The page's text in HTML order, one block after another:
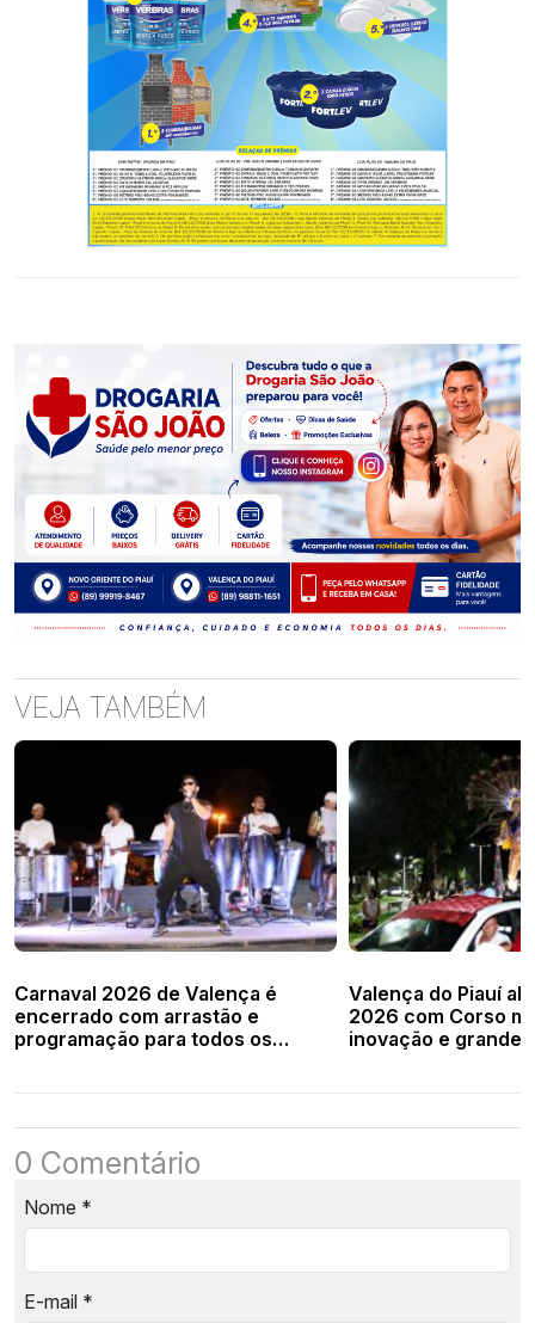
VEJA TAMBÉM
Carnaval 2026 de Valença é
encerrado com arrastão e
programação para todos os
Valença do Piauí
2026 com Corso
inovação e grande
0 Comentário
Nome *
E-mail *